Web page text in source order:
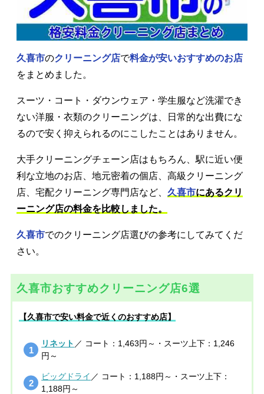
久喜市のクリーニング店で料金が安いおすすめのお店
をまとめました。
スーツ・コート・ダウンウェア・学生服など洗濯でき
ない洋服・衣類のクリーニングは、日常的な出費にな
るので安く抑えられるのにこしたことはありません。
大手クリーニングチェーン店はもちろん、駅に近い便
利な立地のお店、地元密着の個店、高級クリーニング
店、宅配クリーニング専門店など、 久喜市にあるクリ
ーニング店の料金を比較しました。
久喜市でのクリーニング店選びの参考にしてみてくだ
さい。
久喜市おすすめクリーニング店6選
【久喜市で安い料金で近くのおすすめ店】
リネット ／ コート：1,463円～・スーツ上下：1,246
円～
ビッグドライ ／ コート：1,188円～・スーツ上下：
1,188円～